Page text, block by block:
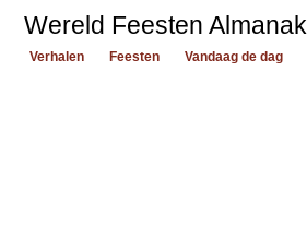
Wereld Feesten Almanak
Verhalen Feesten Vandaag de dag